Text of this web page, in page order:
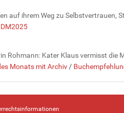
auf ihrem Weg zu
Rohmann: Kater Klaus vermisst
Monats mit Archiv /